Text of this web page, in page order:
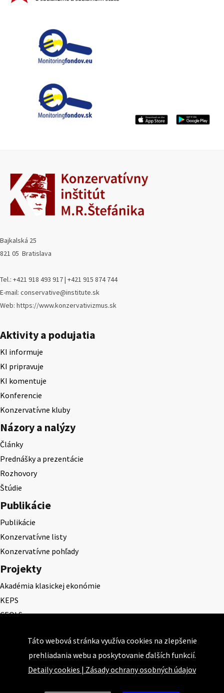
Bajkalská 25
821 05 Bratislava
Tel.: +421 918 493 917 | +421 915 874 744
E-mail: conservative@institute.sk
Web: https://www.konzervativizmus.sk
Aktivity a podujatia
KI informuje
KI pripravuje
KI komentuje
Konferencie
Konzervatívne kluby
Názory a nalýzy
Články
Prednášky a prezentácie
Rozhovory
Štúdie
Publikácie
Publikácie
Konzervatívne listy
Konzervatívne pohľady
Projekty
Akadémia klasickej ekonómie
KEPS
CEQLS
Cena Ernesta Valka
Študentská esej
Deň daňového odbremenenia
Táto webová stránka využíva cookies na zlepšenie
prehliadania webu a poskytovanie ďalších funkcií.
Detaily cookies | Zásady ochrany osobných údajov